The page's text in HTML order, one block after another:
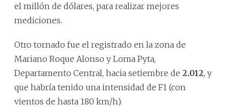
el millón de dólares, para realizar mejores
mediciones.
Otro tornado fue el registrado en la zona de
Mariano Roque Alonso y Loma Pyta,
Departamento Central, hacia setiembre de 2.012, y
que habría tenido una intensidad de F1 (con
vientos de hasta 180 km/h).